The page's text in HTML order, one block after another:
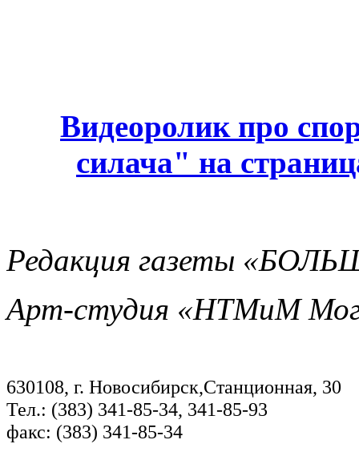
Видеоролик про
силача" на
Редакция газеты
Арт-студия «НТМиМ
630108, г. Новосибирск,Станционная, 30
Тел.: (383) 341-85-34, 341-85-93
факс: (383) 341-85-34